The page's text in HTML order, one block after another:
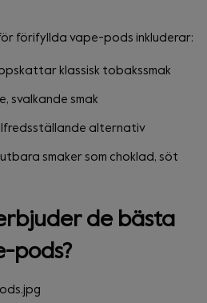
förifyllda vape-pods inkluderar:
klassisk tobakssmak
svalkande smak
alternativ
smaker som choklad, söt
de bästa
pods?